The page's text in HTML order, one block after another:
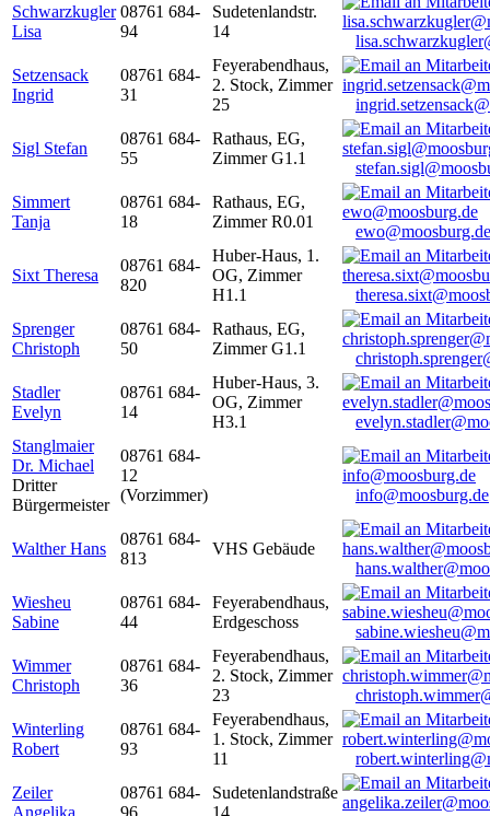
Schwarzkugler
Lisa
08761 684-
94
Sudetenlandstr.
14
Setzensack
Ingrid
08761 684-
31
Feyerabendhaus,
2. Stock, Zimmer
25
Sigl Stefan
08761 684-
55
Rathaus, EG,
Zimmer G1.1
Simmert
Tanja
08761 684-
18
Rathaus, EG,
Zimmer R0.01
ewo@moosburg.de
Sixt Theresa
08761 684-
820
Huber-Haus, 1.
OG, Zimmer
H1.1
Sprenger
Christoph
08761 684-
50
Rathaus, EG,
Zimmer G1.1
Stadler
Evelyn
08761 684-
14
Huber-Haus, 3.
OG, Zimmer
H3.1
Stanglmaier
Dr. Michael
Dritter
Bürgermeister
08761 684-
12
(Vorzimmer)
info@moosburg.de
Walther Hans
08761 684-
813
VHS Gebäude
Wiesheu
Sabine
08761 684-
44
Feyerabendhaus,
Erdgeschoss
Wimmer
Christoph
08761 684-
36
Feyerabendhaus,
2. Stock, Zimmer
23
Winterling
Robert
08761 684-
93
Feyerabendhaus,
1. Stock, Zimmer
11
Zeiler
Angelika
08761 684-
96
Sudetenlandstraße
14